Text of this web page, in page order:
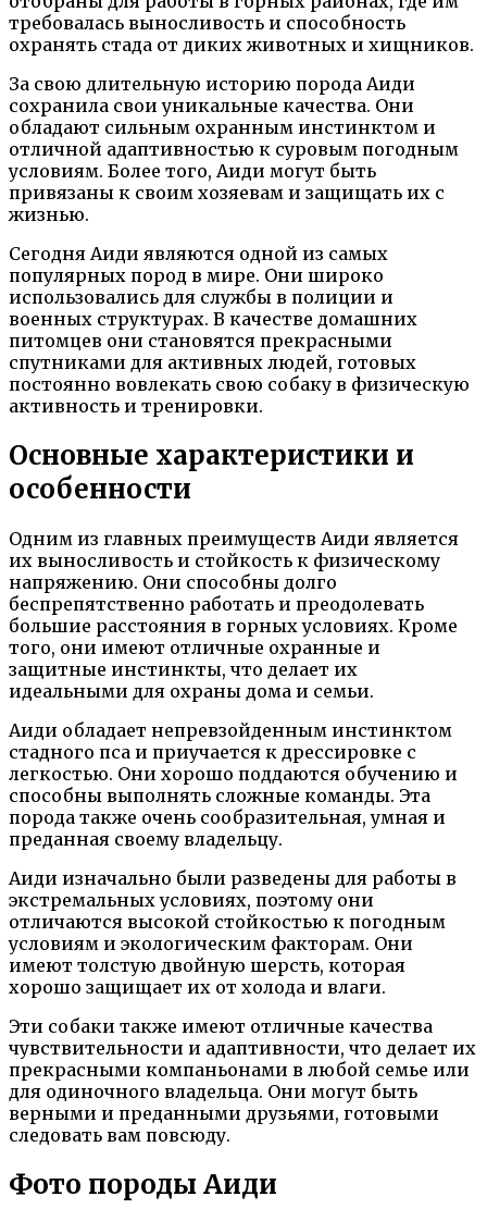
требовалась выносливость и способность
охранять стада от диких животных и хищников.
За свою длительную историю порода Аиди
сохранила свои уникальные качества. Они
обладают сильным охранным инстинктом и
отличной адаптивностью к суровым погодным
условиям. Более того, Аиди могут быть
привязаны к своим хозяевам и защищать их с
жизнью.
Сегодня Аиди являются одной из самых
популярных пород в мире. Они широко
использовались для службы в полиции и
военных структурах. В качестве домашних
питомцев они становятся прекрасными
спутниками для активных людей, готовых
постоянно вовлекать свою собаку в физическую
активность и тренировки.
Основные характеристики и
особенности
Одним из главных преимуществ Аиди является
их выносливость и стойкость к физическому
напряжению. Они способны долго
беспрепятственно работать и преодолевать
большие расстояния в горных условиях. Кроме
того, они имеют отличные охранные и
защитные инстинкты, что делает их
идеальными для охраны дома и семьи.
Аиди обладает непревзойденным инстинктом
стадного пса и приучается к дрессировке с
легкостью. Они хорошо поддаются обучению и
способны выполнять сложные команды. Эта
порода также очень сообразительная, умная и
преданная своему владельцу.
Аиди изначально были разведены для работы в
экстремальных условиях, поэтому они
отличаются высокой стойкостью к погодным
условиям и экологическим факторам. Они
имеют толстую двойную шерсть, которая
хорошо защищает их от холода и влаги.
Эти собаки также имеют отличные качества
чувствительности и адаптивности, что делает их
прекрасными компаньонами в любой семье или
для одиночного владельца. Они могут быть
верными и преданными друзьями, готовыми
следовать вам повсюду.
Фото породы Аиди